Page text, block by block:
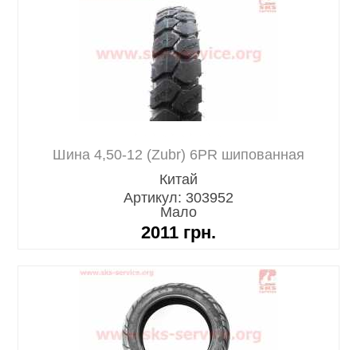
Шина 4,50-12 (Zubr) 6PR шипованная
Китай
Артикул: 303952
Мало
2011 грн.